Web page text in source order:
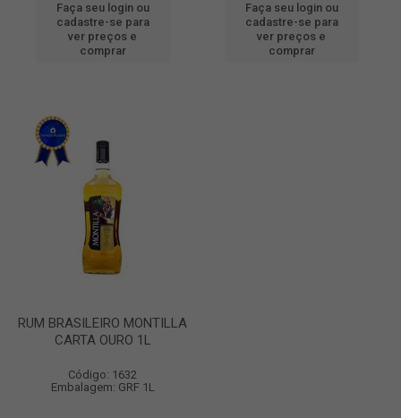
Faça seu login ou
cadastre-se para
ver preços e
comprar
Faça seu login ou
cadastre-se para
ver preços e
comprar
RUM BRASILEIRO MONTILLA
CARTA OURO 1L
Código: 1632
Embalagem: GRF 1L